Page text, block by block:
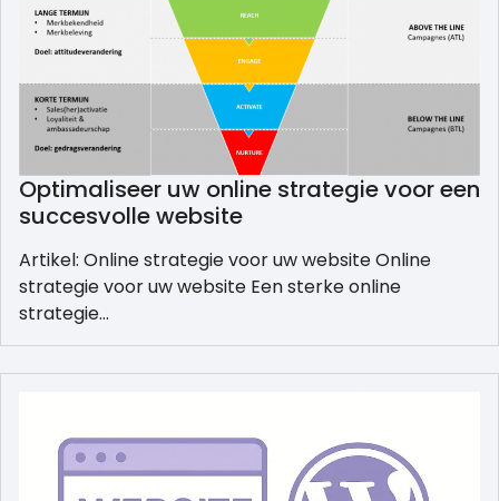
Optimaliseer uw online strategie voor een
succesvolle website
Artikel: Online strategie voor uw website Online
strategie voor uw website Een sterke online
strategie…